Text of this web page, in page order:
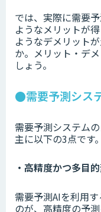
では、実際に需要
ようなメリットが
ようなデメリット
か。メリット・デ
しょう。
●需要予測シス
需要予測システム
主に以下の3点です。
・高精度かつ多目
需要予測AIを利用
のが、高精度の予